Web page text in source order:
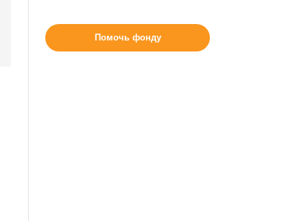
Помочь фонду